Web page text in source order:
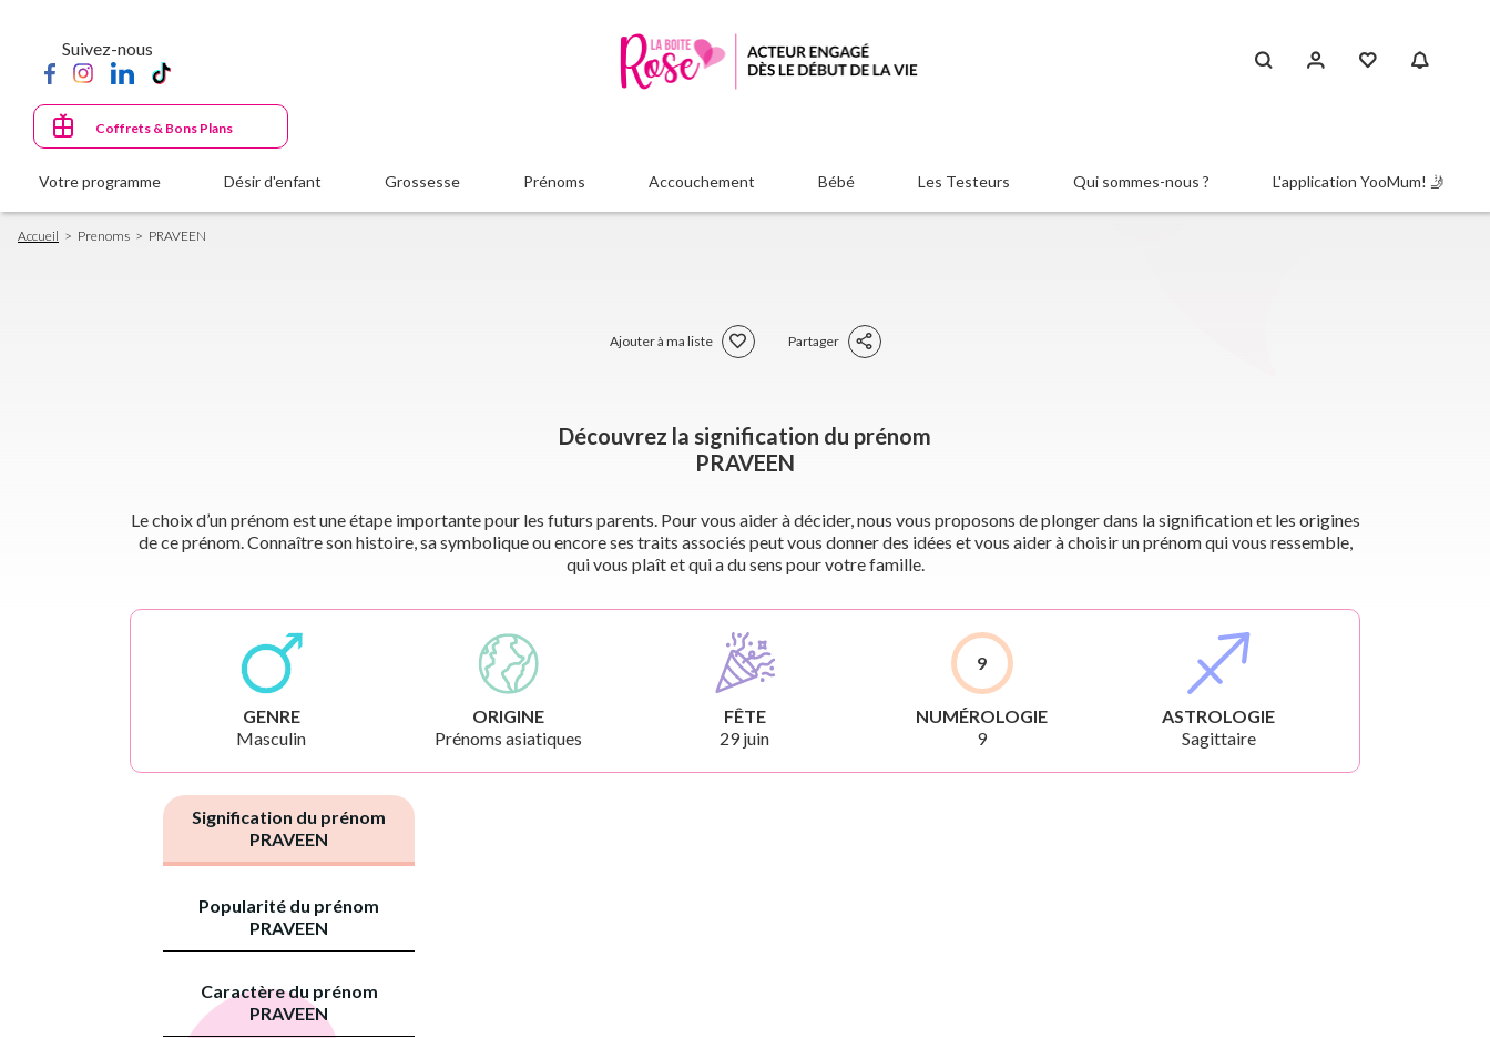
principal
Suivez-nous
Coffrets & Bons Plans
Votre programme Désir d'enfant Grossesse Prénoms Accouchement Bébé Les Testeurs Qui sommes-nous ? L'application YooMum! 🤳
Fil
d'Ariane
Accueil Prenoms PRAVEEN
Ajouter à ma liste Partager
Découvrez la signification du prénom
PRAVEEN
Le choix d’un prénom est une étape importante pour les futurs parents. Pour vous aider à décider, nous vous proposons de plonger dans la signification et les origines
de ce prénom. Connaître son histoire, sa symbolique ou encore ses traits associés peut vous donner des idées et vous aider à choisir un prénom qui vous ressemble,
qui vous plaît et qui a du sens pour votre famille.
GENRE
Masculin
ORIGINE
Prénoms asiatiques
FÊTE
29 juin
9
NUMÉROLOGIE
9
ASTROLOGIE
Sagittaire
Signification du prénom
PRAVEEN
Popularité du prénom
PRAVEEN
Caractère du prénom
PRAVEEN